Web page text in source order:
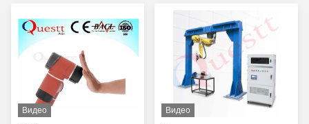
Видео Видео